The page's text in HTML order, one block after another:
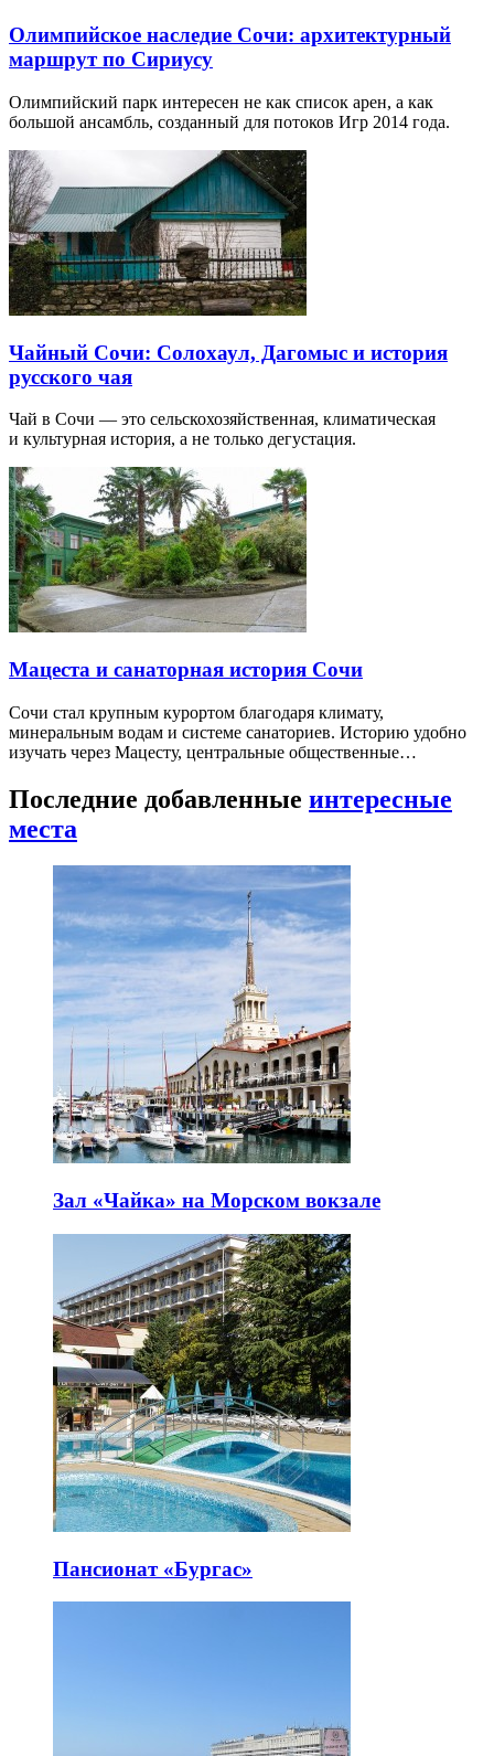
Олимпийское наследие Сочи: архитектурный
маршрут по Сириусу
Олимпийский парк интересен не как список арен, а как
большой ансамбль, созданный для потоков Игр 2014 года.
Чайный Сочи: Солохаул, Дагомыс и история
русского чая
Чай в Сочи — это сельскохозяйственная, климатическая
и культурная история, а не только дегустация.
Мацеста и санаторная история Сочи
Сочи стал крупным курортом благодаря климату,
минеральным водам и системе санаториев. Историю удобно
изучать через Мацесту, центральные общественные…
Последние добавленные интересные
места
Зал «Чайка» на Морском вокзале
Пансионат «Бургас»